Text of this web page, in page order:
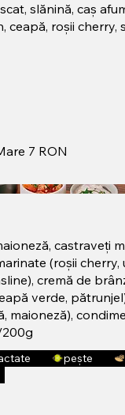
slănină, caș
ceapă, roșii cherry,
7 RON
castraveți
(roșii cherry,
cremă de
verde,
maioneză),
pește